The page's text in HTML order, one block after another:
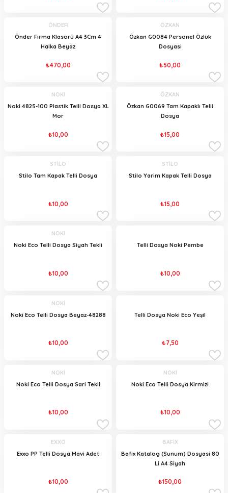
ÖNDER
Önder Firma Klasörü A4 3Cm 4
Halka Beyaz
₺470,00
ÖZKAN
Özkan G0084 Personel Özlük
Dosyasi
₺50,00
NOKI
Noki 4825-100 Plastik Telli Dosya XL
Mor
₺10,00
ÖZKAN
Özkan G0069 Tam Kapaklı Telli
Dosya
₺15,00
STİLO
Stilo Tam Kapak Telli Dosya
₺10,00
STİLO
Stilo Yarim Kapak Telli Dosya
₺15,00
NOKI
Noki Eco Telli Dosya Siyah Tekli
₺10,00
Telli Dosya Noki Pembe
₺10,00
NOKI
Noki Eco Telli Dosya Beyaz-48288
₺10,00
Telli Dosya Noki Eco Yeşil
₺7,50
NOKI
Noki Eco Telli Dosya Sari Tekli
₺10,00
NOKI
Noki Eco Telli Dosya Kirmizi
₺10,00
EXXO
Exxo PP Telli Dosya Mavi Adet
₺10,00
BAFİX
Bafix Katalog (Sunum) Dosyasi 80
Li A4 Siyah
₺150,00